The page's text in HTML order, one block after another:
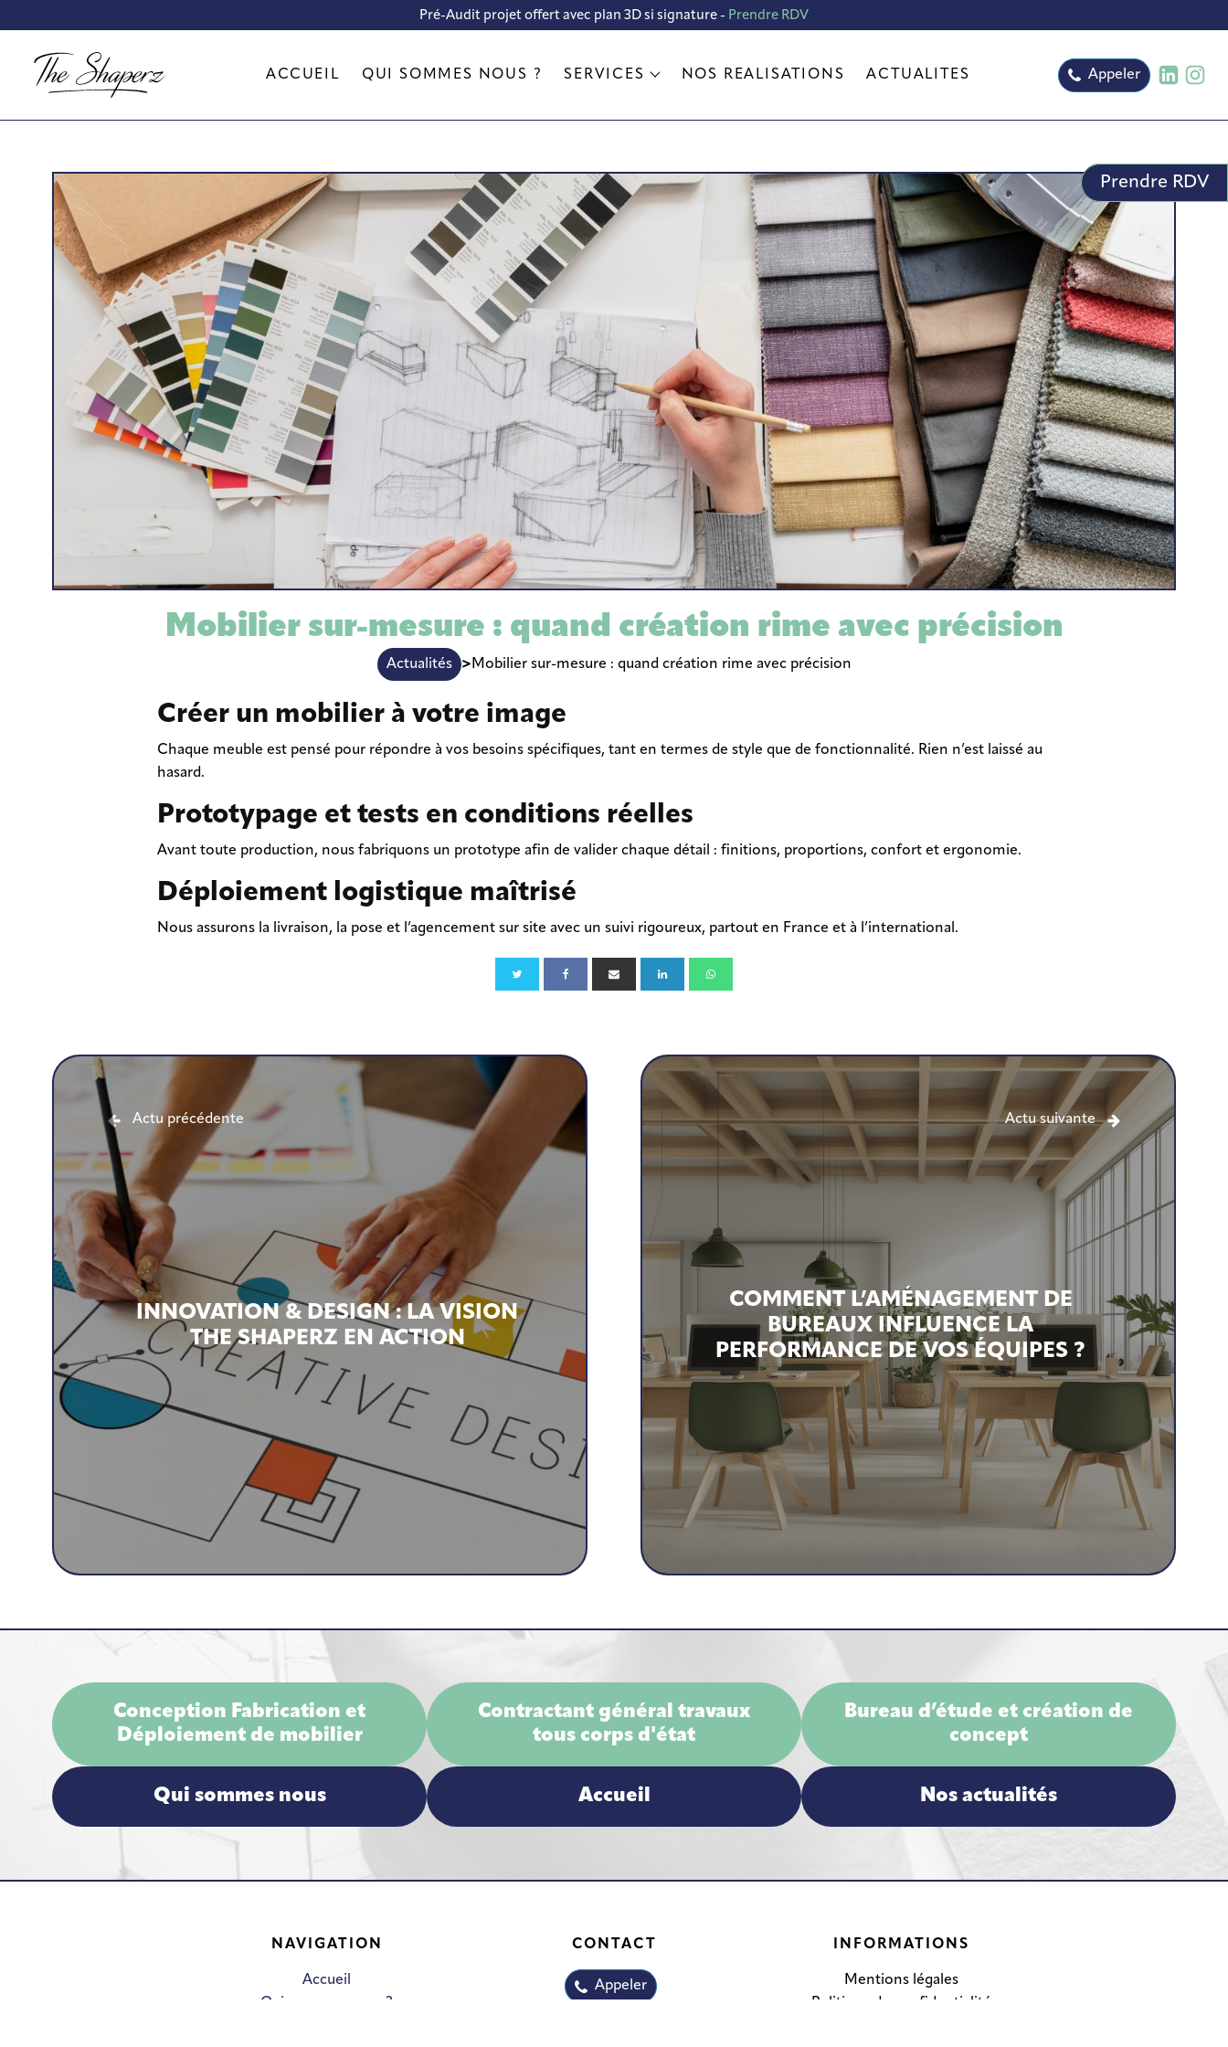
Pré-Audit projet offert avec plan 3D si signature - Prendre RDV
ACCUEIL QUI SOMMES NOUS ? SERVICES
Bureau d’étude et création
de concept
Conception Fabrication et
Déploiement de mobilier
Contractant général travaux
tous corps d’état
NOS RÉALISATIONS ACTUALITÉS Appeler
Prendre RDV
Mobilier sur-mesure : quand création rime avec précision
Actualités > Mobilier sur-mesure : quand création rime avec précision
Créer un mobilier à votre image
Chaque meuble est pensé pour répondre à vos besoins spécifiques, tant en termes de style que de fonctionnalité. Rien n’est laissé au
hasard.
Prototypage et tests en conditions réelles
Avant toute production, nous fabriquons un prototype afin de valider chaque détail : finitions, proportions, confort et ergonomie.
Déploiement logistique maîtrisé
Nous assurons la livraison, la pose et l’agencement sur site avec un suivi rigoureux, partout en France et à l’international.
Actu précédente
INNOVATION & DESIGN : LA VISION
THE SHAPERZ EN ACTION
Actu suivante
COMMENT L’AMÉNAGEMENT DE
BUREAUX INFLUENCE LA
PERFORMANCE DE VOS ÉQUIPES ?
Conception Fabrication et
Déploiement de mobilier
Contractant général travaux
tous corps d'état
Bureau d’étude et création de
concept
Qui sommes nous Accueil Nos actualités
NAVIGATION
Accueil
Qui sommes nous ?
CONTACT
Appeler
INFORMATIONS
Mentions légales
Politique de confidentialité